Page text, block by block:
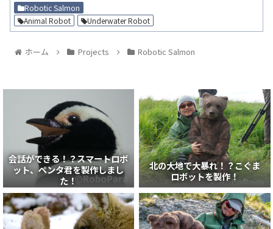
Robotic Salmon
Animal Robot
Underwater Robot
ホーム Projects Robotic Salmon
会話ができる！？スマートロボ
ット、ペンタ君を製作しまし
た！
北の大地で大暴れ！？こぐま
ロボットを製作！